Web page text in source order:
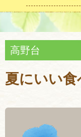
高野台
夏にいい食